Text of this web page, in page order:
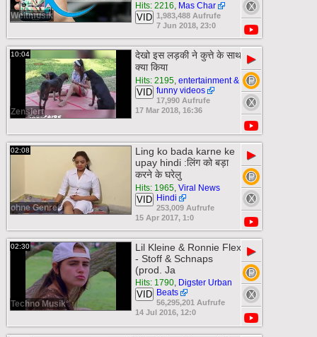
Weltmusik
Hits: 2216, Mas Char
VID 1,983,488 Aufrufe
7 Jun 2018, 23:0
10:04
Zensiert
देखो इस लड़की ने कुत्ते के साथ
क्या किया
Hits: 2195, entertainment &
funny videos
VID
17,990 Aufrufe
17 Mar 2018, 16:36
▶
02:08
ohne Genre
Ling ko bada karne ke
upay hindi :लिंग को बड़ा
करने के घरेलु
Hits: 1965, Viral News
Hindi
VID
253,009 Aufrufe
15 Apr 2017, 1:0
▶
02:30
Techno Musik
Lil Kleine & Ronnie Flex
- Stoff & Schnaps
(prod. Ja
Hits: 1790, Digster Urban
Beats
VID
56,295,201 Aufrufe
14 Jul 2016, 12:0
▶